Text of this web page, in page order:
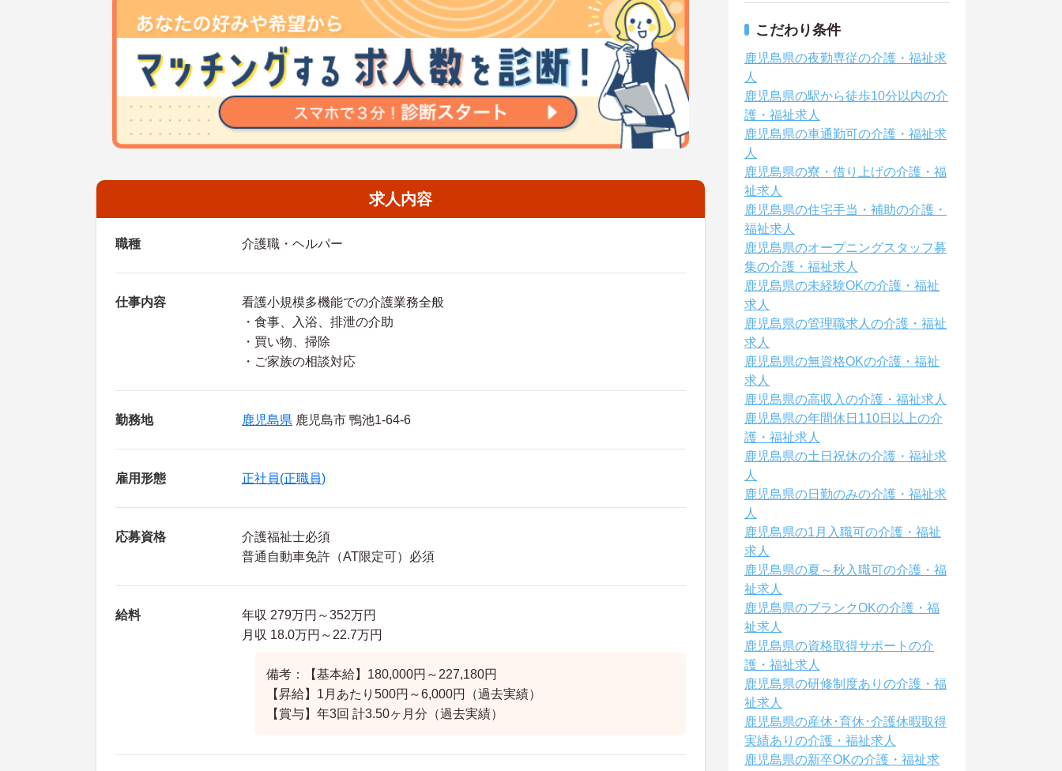
求人内容
職種 介護職・ヘルパー
仕事内容
看護小規模多機能での介護業務全般
・食事、入浴、排泄の介助
・買い物、掃除
・ご家族の相談対応
勤務地 鹿児島県 鹿児島市 鴨池1-64-6
雇用形態 正社員(正職員)
応募資格
介護福祉士必須
普通自動車免許（AT限定可）必須
給料
年収 279万円～352万円
月収 18.0万円～22.7万円
備考：【基本給】180,000円～227,180円
【昇給】1月あたり500円～6,000円（過去実績）
【賞与】年3回 計3.50ヶ月分（過去実績）
こだわり条件
鹿児島県の夜勤専従の介護・福祉求
人
鹿児島県の駅から徒歩10分以内の介
護・福祉求人
鹿児島県の車通勤可の介護・福祉求
人
鹿児島県の寮・借り上げの介護・福
祉求人
鹿児島県の住宅手当・補助の介護・
福祉求人
鹿児島県のオープニングスタッフ募
集の介護・福祉求人
鹿児島県の未経験OKの介護・福祉
求人
鹿児島県の管理職求人の介護・福祉
求人
鹿児島県の無資格OKの介護・福祉
求人
鹿児島県の高収入の介護・福祉求人
鹿児島県の年間休日110日以上の介
護・福祉求人
鹿児島県の土日祝休の介護・福祉求
人
鹿児島県の日勤のみの介護・福祉求
人
鹿児島県の1月入職可の介護・福祉
求人
鹿児島県の夏～秋入職可の介護・福
祉求人
鹿児島県のブランクOKの介護・福
祉求人
鹿児島県の資格取得サポートの介
護・福祉求人
鹿児島県の研修制度ありの介護・福
祉求人
鹿児島県の産休･育休･介護休暇取得
実績ありの介護・福祉求人
鹿児島県の新卒OKの介護・福祉求